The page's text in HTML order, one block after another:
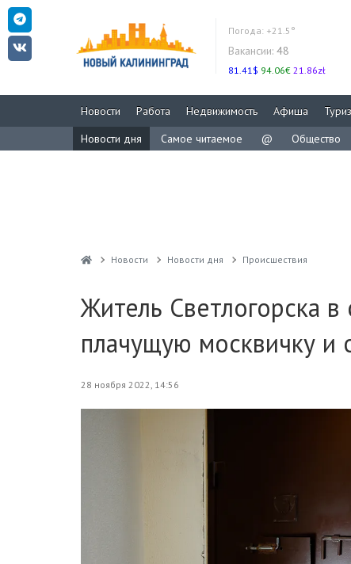
Погода: +21.5°
Вакансии: 48
81.41$ 94.06€ 21.86zł
Новости Работа Недвижимость Афиша
Новости дня
Самое читаемое @ Общество
Новости Новости дня Проиcшествия
Житель Светлогорска
плачущую москвичку и
28 ноября 2022, 14:56